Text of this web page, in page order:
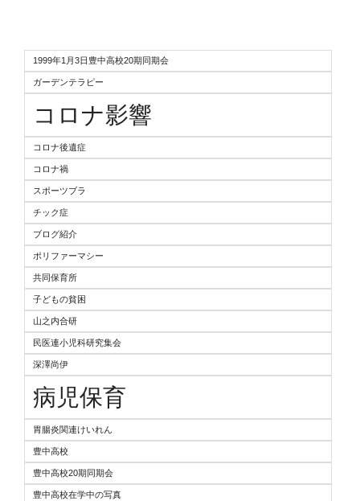
1999年1月3日豊中高校20期同期会
ガーデンテラピー
コロナ影響
コロナ後遺症
コロナ禍
スポーツブラ
チック症
ブログ紹介
ポリファーマシー
共同保育所
子どもの貧困
山之内合研
民医連小児科研究集会
深澤尚伊
病児保育
胃腸炎関連けいれん
豊中高校
豊中高校20期同期会
豊中高校在学中の写真